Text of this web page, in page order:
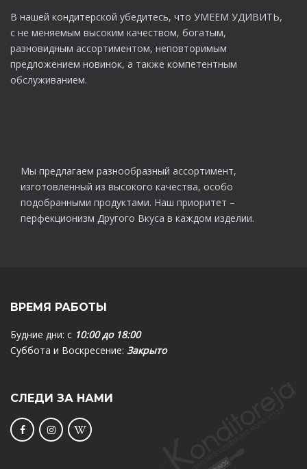
В нашей кондитерской убедитесь, что УМЕЕМ УДИВИТЬ,
с не меняемым высоким качеством, богатым,
разновидным ассортиментом, неповторимым
предложением новинок, а также компетентным
обслуживанием.
Мы предлагаем разнообразный ассортимент,
изготовленный из высокого качества, особо
подобранными продуктами. Наш приоритет –
перфекционизм Другого Вкуса в каждом изделии.
ВРЕМЯ РАБОТЫ
Будние дни: с 10:00 до 18:00
Суббота и Воскресение: Закрыто
СЛЕДИ ЗА НАМИ